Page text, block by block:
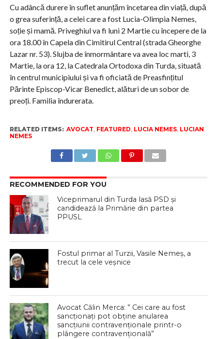
Cu adâncă durere în suflet anunțăm încetarea din viață, după
o grea suferință, a celei care a fost Lucia-Olimpia Nemes,
soție și mamă. Priveghiul va fi luni 2 Martie cu începere de la
ora 18.00 în Capela din Cimitirul Central (strada Gheorghe
Lazar nr. 53). Slujba de înmormântare va avea loc marti, 3
Martie, la ora 12, la Catedrala Ortodoxa din Turda, situată
în centrul municipiului și va fi oficiată de Preasfințitul
Părinte Episcop-Vicar Benedict, alături de un sobor de
preoți. Familia îndurerata.
RELATED ITEMS: AVOCAT, FEATURED, LUCIA NEMES, LUCIAN
NEMES
RECOMMENDED FOR YOU
Viceprimarul din Turda lasă PSD și
candidează la Primărie din partea
PPUSL
Fostul primar al Turzii, Vasile Nemeș, a
trecut la cele veșnice
Avocat Călin Merca: ” Cei care au fost
sancționați pot obține anularea
sancțiunii contravenționale printr-o
plângere contravențională”